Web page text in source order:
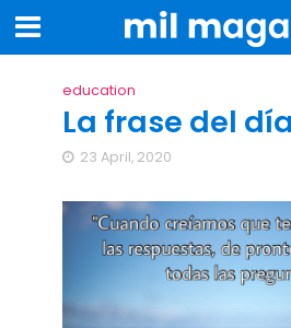
education
La frase del día
23 April, 2020